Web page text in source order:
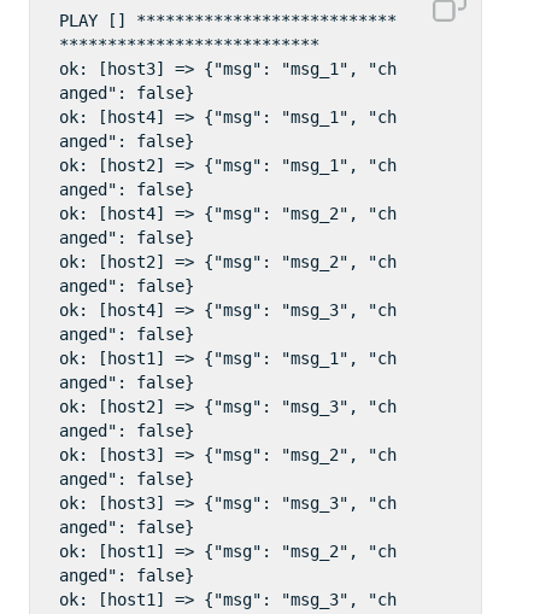
PLAY [] ***************************
***************************
ok: [host3] => {"msg": "msg_1", "ch
anged": false}
ok: [host4] => {"msg": "msg_1", "ch
anged": false}
ok: [host2] => {"msg": "msg_1", "ch
anged": false}
ok: [host4] => {"msg": "msg_2", "ch
anged": false}
ok: [host2] => {"msg": "msg_2", "ch
anged": false}
ok: [host4] => {"msg": "msg_3", "ch
anged": false}
ok: [host1] => {"msg": "msg_1", "ch
anged": false}
ok: [host2] => {"msg": "msg_3", "ch
anged": false}
ok: [host3] => {"msg": "msg_2", "ch
anged": false}
ok: [host3] => {"msg": "msg_3", "ch
anged": false}
ok: [host1] => {"msg": "msg_2", "ch
anged": false}
ok: [host1] => {"msg": "msg_3", "ch